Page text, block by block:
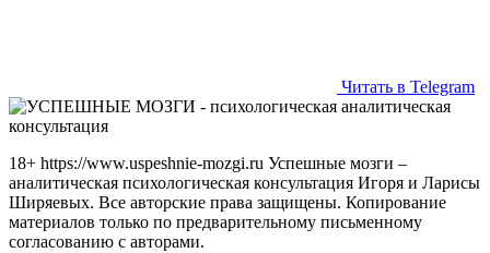
Читать в Telegram
18+ https://www.uspeshnie-mozgi.ru Успешные мозги –
аналитическая психологическая консультация Игоря и Ларисы
Ширяевых. Все авторские права защищены. Копирование
материалов только по предварительному письменному
согласованию с авторами.